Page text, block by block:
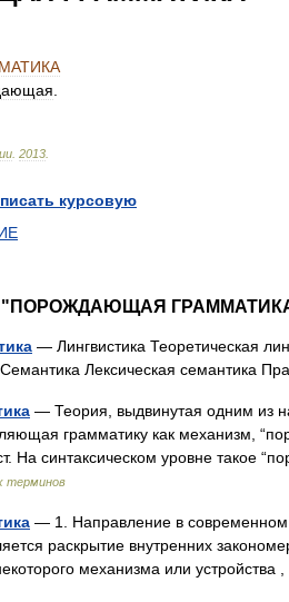
2013
курсовую
"ПОРОЖДАЮЩАЯ
— Лингвистика Теоретическая
Лексическая семантика
— Теория, выдвинутая одним из
грамматику как механизм,
На синтаксическом уровне такое
терминов
— 1. Направление в современном
раскрытие внутренних
механизма или